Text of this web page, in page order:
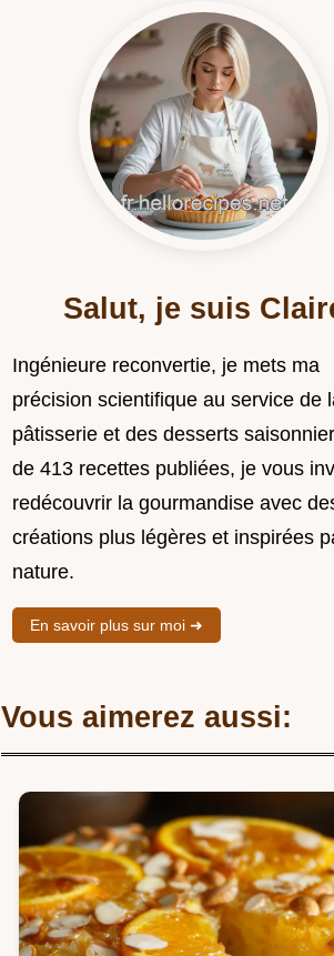
Salut, je suis
Ingénieure reconvertie, je mets ma
précision scientifique au service de
pâtisserie et des desserts
de 413 recettes publiées, je vous
redécouvrir la gourmandise avec
créations plus légères et inspirées
nature.
En savoir plus sur moi ➜
Vous aimerez aussi: